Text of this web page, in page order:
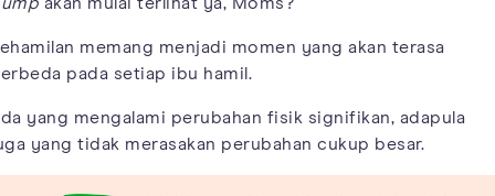
memang menjadi momen yang akan terasa
pada setiap ibu hamil.
yang mengalami perubahan fisik signifikan, adapula
yang tidak merasakan perubahan cukup besar.